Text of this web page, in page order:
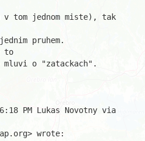
tom jednom miste), tak
pruhem.
to
o "zatackach".
PM Lukas Novotny via